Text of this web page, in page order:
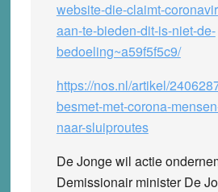
website-die-claimt-
aan-te-bieden-dit-is-niet-de-
bedoeling~a59f5f5c9/
https://nos.nl/artikel/
besmet-met-corona-
naar-sluiproutes
De Jonge wil actie
Demissionair minister De